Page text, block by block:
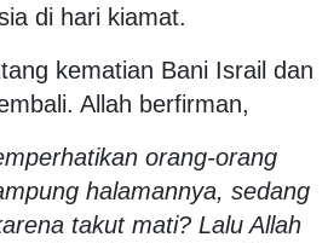
di hari kiamat.
kematian Bani Israil dan
Allah berfirman,
orang-orang
halamannya, sedang
takut mati? Lalu Allah